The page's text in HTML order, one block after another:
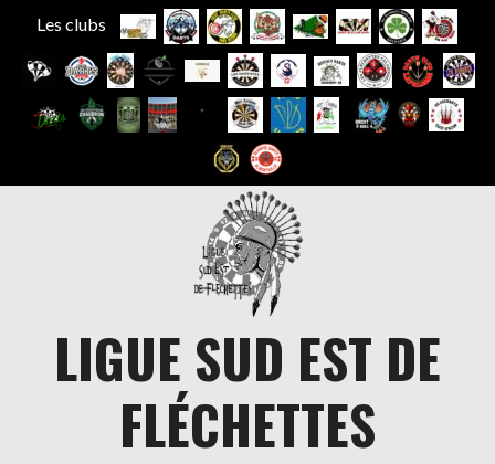
Les clubs
LIGUE SUD EST DE
FLÉCHETTES